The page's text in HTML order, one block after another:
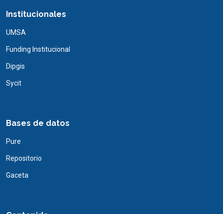
Institucionales
UMSA
Funding Institucional
Dipgis
Sycit
Bases de datos
Pure
Repositorio
Gaceta